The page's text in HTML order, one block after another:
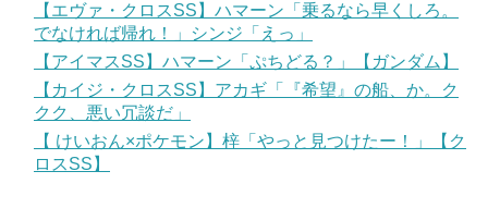
【エヴァ・クロスSS】ハマーン「乗るなら早くしろ。
でなければ帰れ！」シンジ「えっ」
【アイマスSS】ハマーン「ぷちどる？」【ガンダム】
【カイジ・クロスSS】アカギ「『希望』の船、か。ク
クク、悪い冗談だ」
【 けいおん×ポケモン】梓「やっと見つけたー！」【ク
ロスSS】